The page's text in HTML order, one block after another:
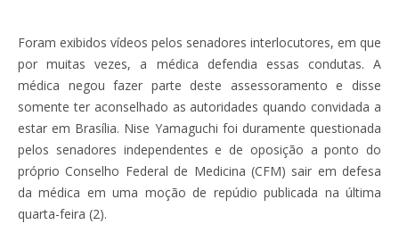
Foram exibidos vídeos pelos senadores interlocutores, em que
por muitas vezes, a médica defendia essas condutas. A
médica negou fazer parte deste assessoramento e disse
somente ter aconselhado as autoridades quando convidada a
estar em Brasília. Nise Yamaguchi foi duramente questionada
pelos senadores independentes e de oposição a ponto do
próprio Conselho Federal de Medicina (CFM) sair em defesa
da médica em uma moção de repúdio publicada na última
quarta-feira (2).